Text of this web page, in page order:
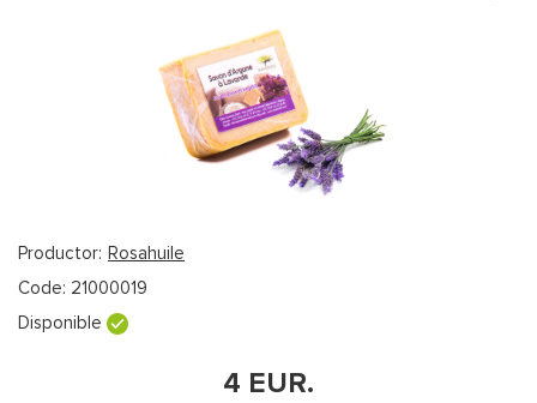
Productor: Rosahuile
Code: 21000019
Disponible
4 EUR.